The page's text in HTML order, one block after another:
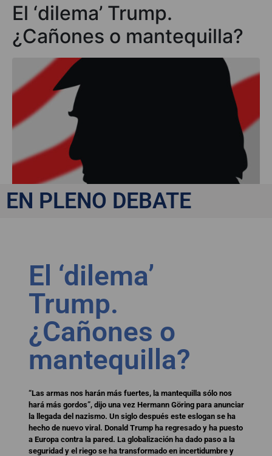
El ‘dilema’ Trump.
¿Cañones o mantequilla?
EN PLENO DEBATE
El ‘dilema’
Trump.
¿Cañones o
mantequilla?
“Las armas nos harán más fuertes, la mantequilla sólo nos
hará más gordos”, dijo una vez Hermann Göring para anunciar
la llegada del nazismo. Un siglo después este eslogan se ha
hecho de nuevo viral. Donald Trump ha regresado y ha puesto
a Europa contra la pared. La globalización ha dado paso a la
seguridad y el riego se ha transformado en incertidumbre y